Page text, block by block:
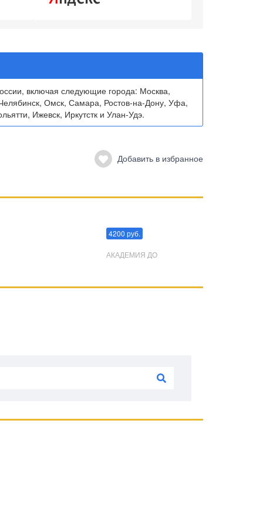
включая следующие города: Москва,
Омск, Самара, Ростов-на-Дону, Уфа,
Ижевск, Иркутстк и Улан-Удэ.
Добавить в избранное
4200 руб.
АКАДЕМИЯ ДО